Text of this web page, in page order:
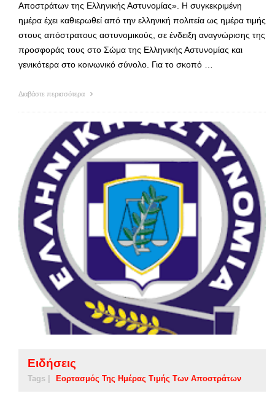
Αποστράτων της Ελληνικής Αστυνομίας». H συγκεκριμένη
ημέρα έχει καθιερωθεί από την ελληνική πολιτεία ως ημέρα τιμής
στους απόστρατους αστυνομικούς, σε ένδειξη αναγνώρισης της
προσφοράς τους στο Σώμα της Ελληνικής Αστυνομίας και
γενικότερα στο κοινωνικό σύνολο. Για το σκοπό …
Διαβάστε περισσότερα
Ειδήσεις
Tags | Εορτασμός Της Ημέρας Τιμής Των Αποστράτων